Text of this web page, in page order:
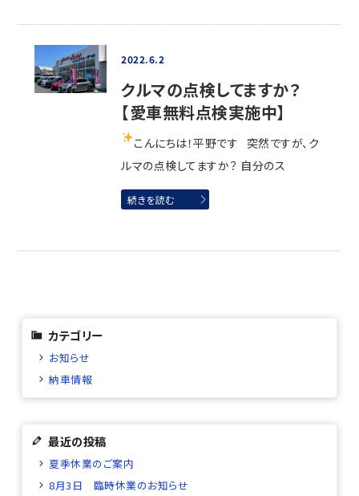
2022.6.2
クルマの点検してますか？
【愛車無料点検実施中】
こんにちは！平野です 突然ですが、ク
ルマの点検してますか？ 自分のス
続きを読む
カテゴリー
お知らせ
納車情報
最近の投稿
夏季休業のご案内
8月3日 臨時休業のお知らせ